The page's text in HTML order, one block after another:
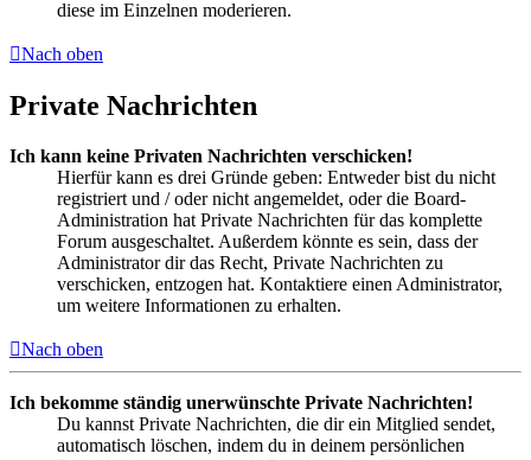
diese im Einzelnen moderieren.
Nach oben
Private Nachrichten
Ich kann keine Privaten Nachrichten verschicken!
Hierfür kann es drei Gründe geben: Entweder bist du nicht
registriert und / oder nicht angemeldet, oder die Board-
Administration hat Private Nachrichten für das komplette
Forum ausgeschaltet. Außerdem könnte es sein, dass der
Administrator dir das Recht, Private Nachrichten zu
verschicken, entzogen hat. Kontaktiere einen Administrator,
um weitere Informationen zu erhalten.
Nach oben
Ich bekomme ständig unerwünschte Private Nachrichten!
Du kannst Private Nachrichten, die dir ein Mitglied sendet,
automatisch löschen, indem du in deinem persönlichen